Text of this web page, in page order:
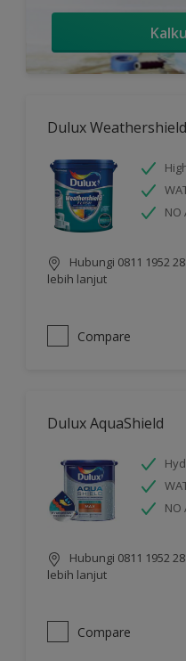
Dulux
NO
Hubungi 0811 1952
lebih lanjut
Compare
Dulux AquaShield
NO
Hubungi 0811 1952
lebih lanjut
Compare